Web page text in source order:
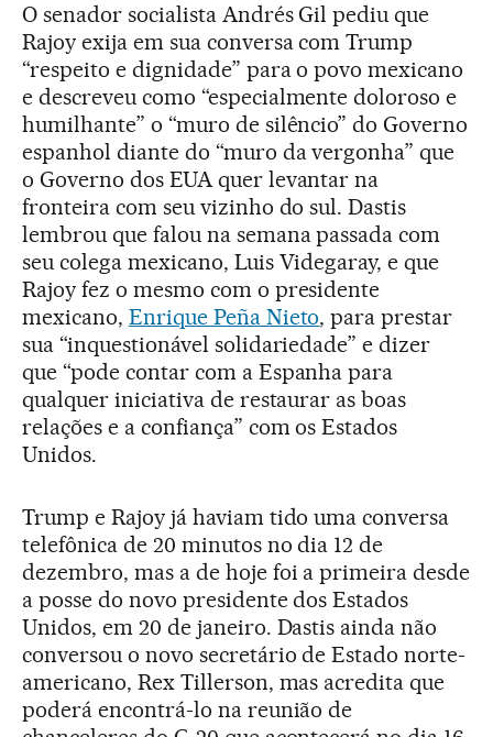
O senador socialista Andrés Gil pediu que
Rajoy exija em sua conversa com Trump
“respeito e dignidade” para o povo mexicano
e descreveu como “especialmente doloroso e
humilhante” o “muro de silêncio” do Governo
espanhol diante do “muro da vergonha” que
o Governo dos EUA quer levantar na
fronteira com seu vizinho do sul. Dastis
lembrou que falou na semana passada com
seu colega mexicano, Luis Videgaray, e que
Rajoy fez o mesmo com o presidente
mexicano, Enrique Peña Nieto, para prestar
sua “inquestionável solidariedade” e dizer
que “pode contar com a Espanha para
qualquer iniciativa de restaurar as boas
relações e a confiança” com os Estados
Unidos.
Trump e Rajoy já haviam tido uma conversa
telefônica de 20 minutos no dia 12 de
dezembro, mas a de hoje foi a primeira desde
a posse do novo presidente dos Estados
Unidos, em 20 de janeiro. Dastis ainda não
conversou o novo secretário de Estado norte-
americano, Rex Tillerson, mas acredita que
poderá encontrá-lo na reunião de